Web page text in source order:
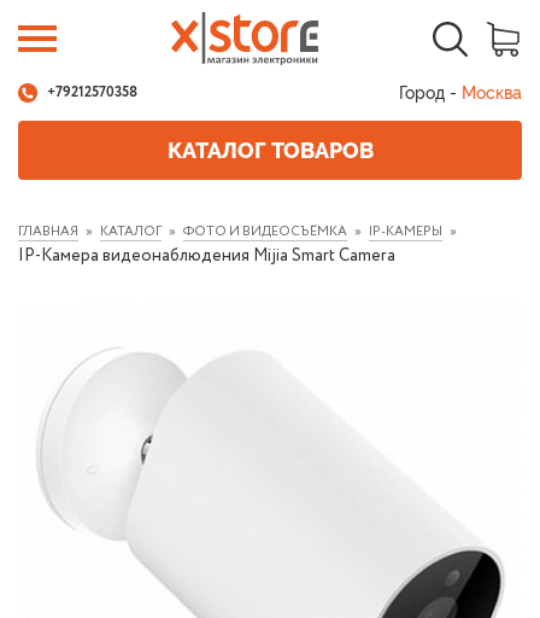
+79212570358 Город - Москва
КАТАЛОГ ТОВАРОВ
ГЛАВНАЯ КАТАЛОГ ФОТО И ВИДЕОСЪЁМКА IP-КАМЕРЫ
IP-Камера видеонаблюдения Mijia Smart Camera